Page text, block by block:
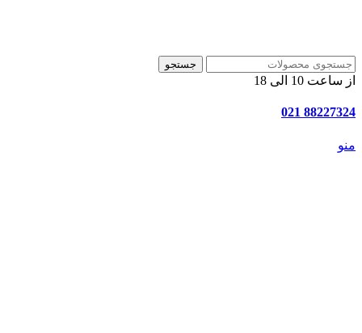
جستجو
از ساعت 10 الی 18
88227324 021
منو